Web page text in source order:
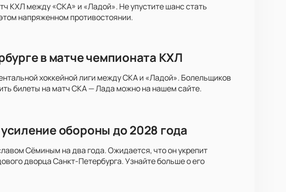
КХЛ между «СКА» и «Ладой». Не упустите шанс стать
напряженном противостоянии.
в матче чемпионата КХЛ
хоккейной лиги между СКА и «Ладой». Болельщиков
билеты на матч СКА — Лада можно на нашем сайте.
обороны до 2028 года
Сёминым на два года. Ожидается, что он укрепит
дворца Санкт-Петербурга. Узнайте больше о его